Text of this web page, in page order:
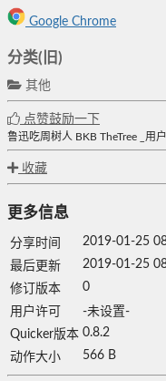
Google Chrome
分类(旧)
其他
点赞鼓励一下
鲁迅吃周树人 BKB TheTree _用
收藏
更多信息
分享时间
2019-01-25
最后更新
2019-01-25
修订版本
0
用户许可
-未设置-
Quicker版本 0.8.2
动作大小
566 B